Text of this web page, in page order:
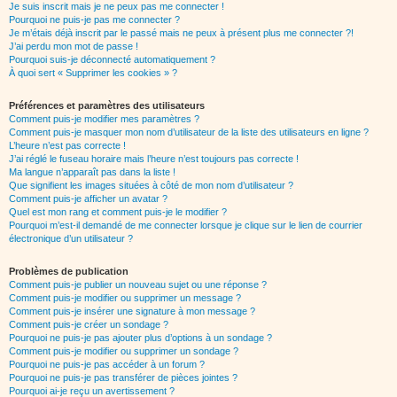
Je suis inscrit mais je ne peux pas me connecter !
Pourquoi ne puis-je pas me connecter ?
Je m’étais déjà inscrit par le passé mais ne peux à présent plus me connecter ?!
J’ai perdu mon mot de passe !
Pourquoi suis-je déconnecté automatiquement ?
À quoi sert « Supprimer les cookies » ?
Préférences et paramètres des utilisateurs
Comment puis-je modifier mes paramètres ?
Comment puis-je masquer mon nom d’utilisateur de la liste des utilisateurs en ligne ?
L’heure n’est pas correcte !
J’ai réglé le fuseau horaire mais l’heure n’est toujours pas correcte !
Ma langue n’apparaît pas dans la liste !
Que signifient les images situées à côté de mon nom d’utilisateur ?
Comment puis-je afficher un avatar ?
Quel est mon rang et comment puis-je le modifier ?
Pourquoi m’est-il demandé de me connecter lorsque je clique sur le lien de courrier
électronique d’un utilisateur ?
Problèmes de publication
Comment puis-je publier un nouveau sujet ou une réponse ?
Comment puis-je modifier ou supprimer un message ?
Comment puis-je insérer une signature à mon message ?
Comment puis-je créer un sondage ?
Pourquoi ne puis-je pas ajouter plus d’options à un sondage ?
Comment puis-je modifier ou supprimer un sondage ?
Pourquoi ne puis-je pas accéder à un forum ?
Pourquoi ne puis-je pas transférer de pièces jointes ?
Pourquoi ai-je reçu un avertissement ?